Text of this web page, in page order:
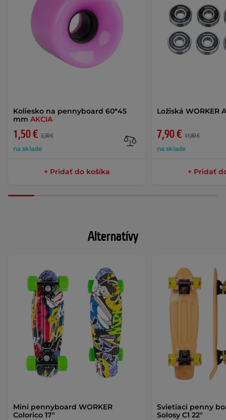
Koliesko na pennyboard 60*45
mm AKCIA
1,50 € 3,30 €
na sklade
+ Pridať do košíka
Ložiská WORKER
7,90 € 11,80 €
na sklade
+ Pridať
Alternatívy
Mini pennyboard WORKER
Colorico 17"
Svietiaci penny
Solosy C1 22"